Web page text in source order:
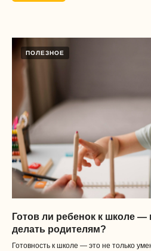
ПОЛЕЗНОЕ
Готов ли ребенок к школе —
делать родителям?
Готовность к школе — это не только